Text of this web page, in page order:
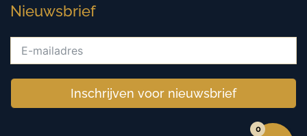
Nieuwsbrief
Inschrijven voor nieuwsbrief
0